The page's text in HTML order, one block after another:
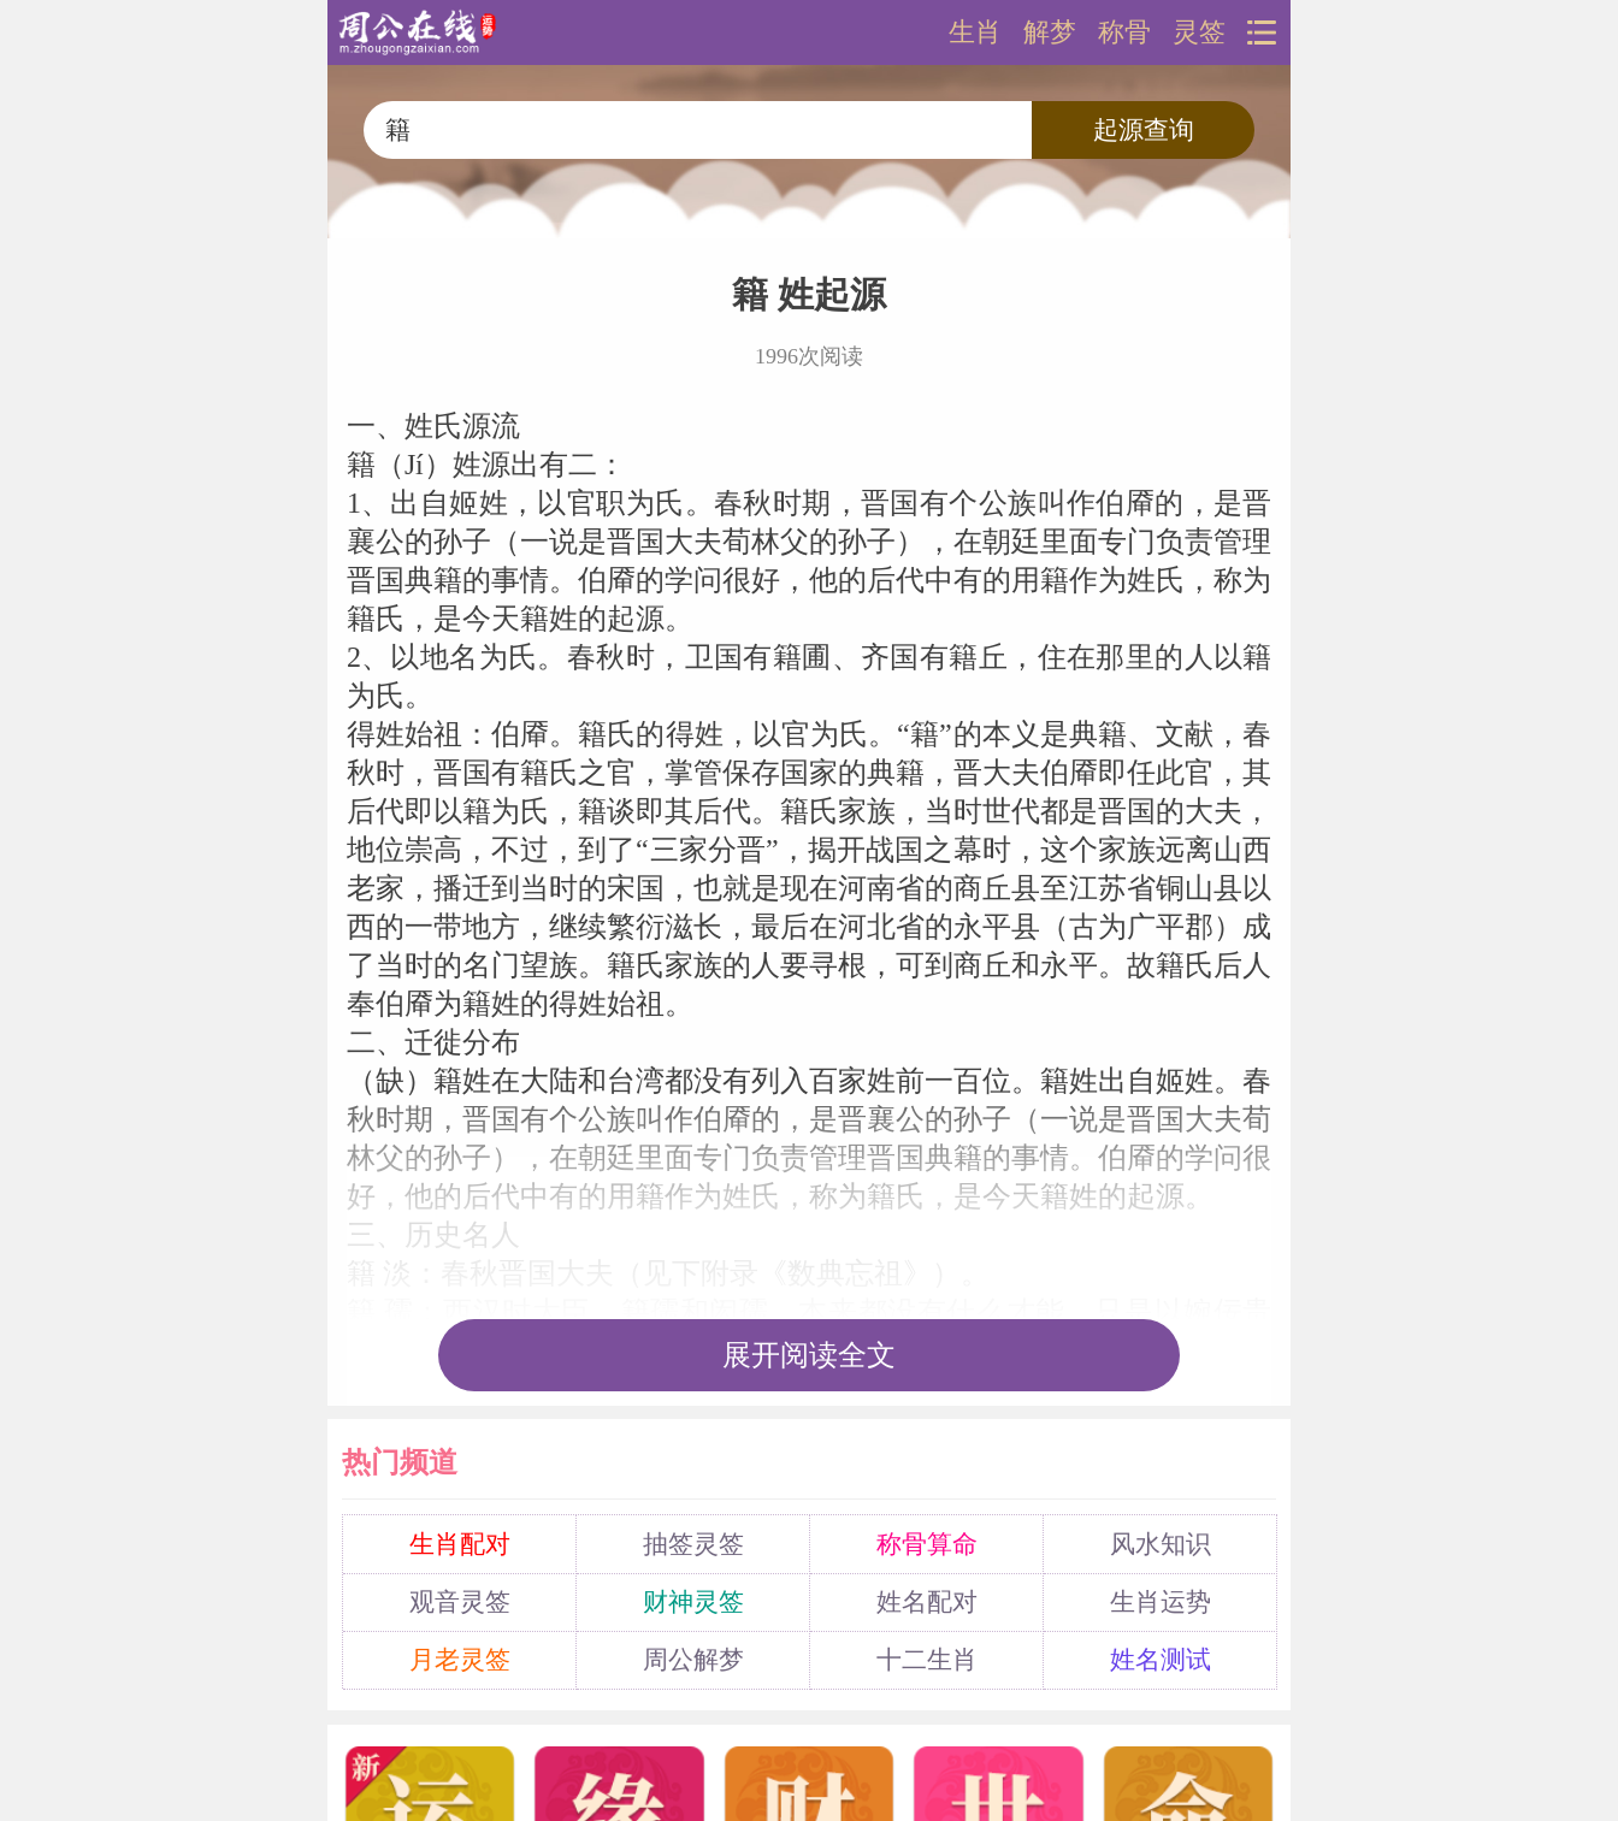
灵签
称骨
解梦
生肖
籍 姓起源
1996次阅读
一、姓氏源流
籍（Jí）姓源出有二：
1、出自姬姓，以官职为氏。春秋时期，晋国有个公族叫作伯厣的，是晋
襄公的孙子（一说是晋国大夫荀林父的孙子），在朝廷里面专门负责管理
晋国典籍的事情。伯厣的学问很好，他的后代中有的用籍作为姓氏，称为
籍氏，是今天籍姓的起源。
2、以地名为氏。春秋时，卫国有籍圃、齐国有籍丘，住在那里的人以籍
为氏。
得姓始祖：伯厣。籍氏的得姓，以官为氏。“籍”的本义是典籍、文献，春
秋时，晋国有籍氏之官，掌管保存国家的典籍，晋大夫伯厣即任此官，其
后代即以籍为氏，籍谈即其后代。籍氏家族，当时世代都是晋国的大夫，
地位崇高，不过，到了“三家分晋”，揭开战国之幕时，这个家族远离山西
老家，播迁到当时的宋国，也就是现在河南省的商丘县至江苏省铜山县以
西的一带地方，继续繁衍滋长，最后在河北省的永平县（古为广平郡）成
了当时的名门望族。籍氏家族的人要寻根，可到商丘和永平。故籍氏后人
奉伯厣为籍姓的得姓始祖。
二、迁徙分布
（缺）籍姓在大陆和台湾都没有列入百家姓前一百位。籍姓出自姬姓。春
秋时期，晋国有个公族叫作伯厣的，是晋襄公的孙子（一说是晋国大夫荀
林父的孙子），在朝廷里面专门负责管理晋国典籍的事情。伯厣的学问很
好，他的后代中有的用籍作为姓氏，称为籍氏，是今天籍姓的起源。
三、历史名人
籍 孺：西汉时大臣，籍孺和闳孺，本来都没有什么才能，只是以婉佞贵
幸，公卿皆因关说。二人的际遇很受人羡慕，以至惠帝之时，为能获得皇
帝的垂青，侍中等官在穿带打扮上都向着他俩看齐，帽子上插着羽毛，脸
籍馨芳：明朝著名孝子。他父亲去世后，他悲痛万分，便住在墓边，守孝
四、郡望堂号
1、郡望
广平郡：汉景帝中元元年（前149年）分邯郸郡置郡，治所在广平（今河
北鸡泽东南）。相当于今河北任县南和、鸡泽、曲周、永年及平乡西北肥
乡东北一部分地。东汉废入巨鹿郡，三国魏初复置郡。
======================================================
======
展开阅读全文
热门频道
生肖配对 抽签灵签 称骨算命
风水知识
观音灵签
财神灵签 姓名配对
生肖运势
月老灵签
周公解梦 十二生肖 姓名测试